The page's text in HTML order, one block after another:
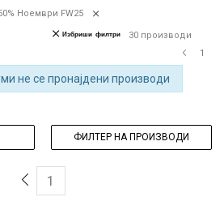
Ноември FW25
30 производи
Избриши филтри
1
не се пронајдени производи
ФИЛТЕР НА ПРОИЗВОДИ
1